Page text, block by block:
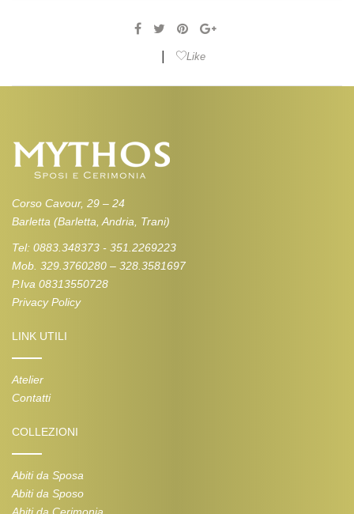
Like
Corso Cavour, 29 – 24
Barletta (Barletta, Andria, Trani)
Tel: 0883.348373 - 351.2269223
Mob. 329.3760280 – 328.3581697
P.Iva 08313550728
Privacy Policy
LINK UTILI
Atelier
Contatti
COLLEZIONI
Abiti da Sposa
Abiti da Sposo
Abiti da Cerimonia